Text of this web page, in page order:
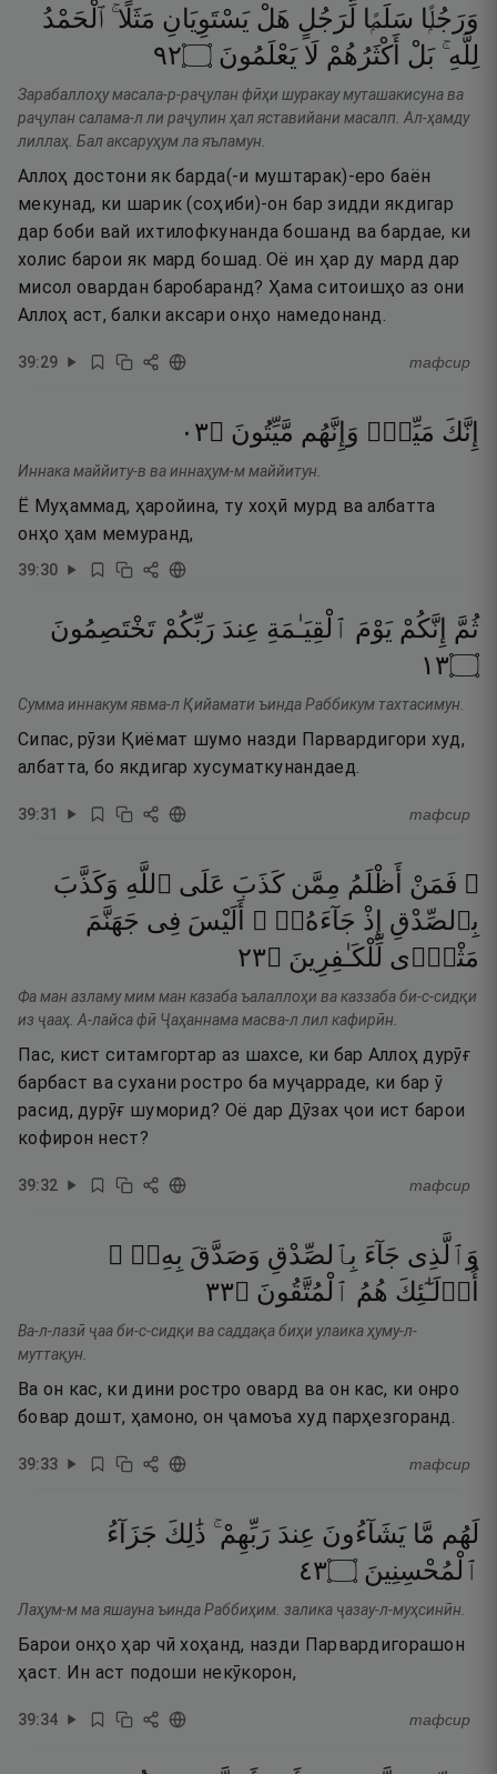
وَرَجُلًۭا سَلَمًۭا لِّرَجُلٍ هَلْ يَسْتَوِيَانِ مَثَلًا ۚ ٱلْحَمْدُ
لِلَّهِ ۚ بَلْ أَكْثَرُهُمْ لَا يَعْلَمُونَ ۝٢٩
Зарабаллоҳу масала-р-раҷулан фӣҳи шуракау муташакисуна ва
раҷулан салама-л ли раҷулин ҳал яставийани масалп. Ал-ҳамду
лиллаҳ. Бал аксаруҳум ла яъламун.
Аллоҳ достони як барда(-и муштарак)-еро баён
мекунад, ки шарик (соҳиби)-он бар зидди якдигар
дар боби вай ихтилофкунанда бошанд ва бардае, ки
холис барои як мард бошад. Оё ин ҳар ду мард дар
мисол овардан баробаранд? Ҳама ситоишҳо аз они
Аллоҳ аст, балки аксари онҳо намедонанд.
39:29 тафсир
إِنَّكَ مَيِّتٌۭ وَإِنَّهُم مَّيِّتُونَ ۝٣٠
Иннака маййиту-в ва иннаҳум-м маййитун.
Ё Муҳаммад, ҳаройина, ту хоҳӣ мурд ва албатта
онҳо ҳам мемуранд,
39:30
ثُمَّ إِنَّكُمْ يَوْمَ ٱلْقِيَـٰمَةِ عِندَ رَبِّكُمْ تَخْتَصِمُونَ
۝٣١
Сумма иннакум явма-л Қийамати ъинда Раббикум тахтасимун.
Сипас, рӯзи Қиёмат шумо назди Парвардигори худ,
албатта, бо якдигар хусуматкунандаед.
39:31 тафсир
۞ فَمَنْ أَظْلَمُ مِمَّن كَذَبَ عَلَى ٱللَّهِ وَكَذَّبَ
بِٱلصِّدْقِ إِذْ جَآءَهُۥٓ ۚ أَلَيْسَ فِى جَهَنَّمَ
مَثْوًۭى لِّلْكَـٰفِرِينَ ۝٣٢
Фа ман азламу мим ман казаба ъалаллоҳи ва каззаба би-с-сидқи
из ҷааҳ. А-лайса фӣ Ҷаҳаннама масва-л лил кафирӣн.
Пас, кист ситамгортар аз шахсе, ки бар Аллоҳ дурӯғ
барбаст ва сухани ростро ба муҷарраде, ки бар ӯ
расид, дурӯғ шуморид? Оё дар Дӯзах ҷои ист барои
кофирон нест?
39:32 тафсир
وَٱلَّذِى جَآءَ بِٱلصِّدْقِ وَصَدَّقَ بِهِۦٓ ۙ
أُو۟لَـٰٓئِكَ هُمُ ٱلْمُتَّقُونَ ۝٣٣
Ва-л-лазӣ ҷаа би-с-сидқи ва саддақа биҳи улаика ҳуму-л-
муттақун.
Ва он кас, ки дини ростро овард ва он кас, ки онро
бовар дошт, ҳамоно, он ҷамоъа худ парҳезгоранд.
39:33 тафсир
لَهُم مَّا يَشَآءُونَ عِندَ رَبِّهِمْ ۚ ذَٰلِكَ جَزَآءُ
ٱلْمُحْسِنِينَ ۝٣٤
Лаҳум-м ма яшауна ъинда Раббиҳим. залика ҷазау-л-муҳсинӣн.
Барои онҳо ҳар чӣ хоҳанд, назди Парвардигорашон
ҳаст. Ин аст подоши некӯкорон,
39:34 тафсир